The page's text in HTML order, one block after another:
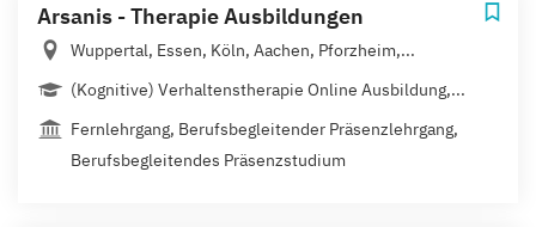
Arsanis - Therapie Ausbildungen
Wuppertal, Essen, Köln, Aachen, Pforzheim,...
(Kognitive) Verhaltenstherapie Online Ausbildung,...
Fernlehrgang, Berufsbegleitender Präsenzlehrgang,
Berufsbegleitendes Präsenzstudium